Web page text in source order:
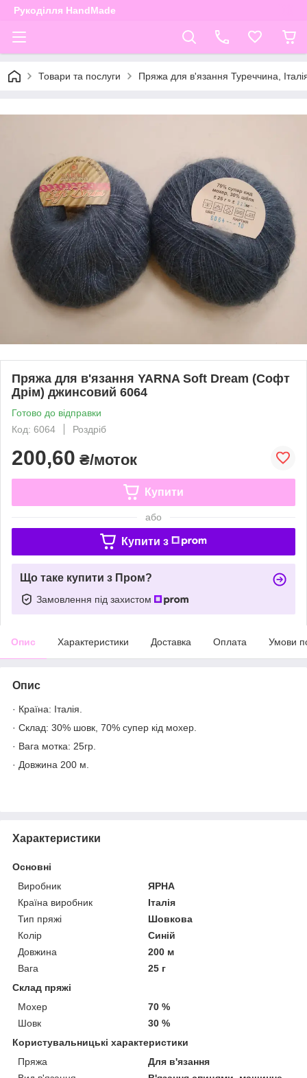
Рукоділля HandMade
Товари та послуги Пряжа для в'язання Туреччина,
Пряжа для в'язання YARNA Soft Dream (Софт
Дрім) джинсовий 6064
Готово до відправки
Код: 6064
Роздріб
200,60 ₴/моток
Купити
або
Купити з
Що таке купити з Пром?
Замовлення під захистом
Опис Характеристики Доставка Оплата Умови
Опис
· Країна: Італія.
· Склад: 30% шовк, 70% супер кід мохер.
· Вага мотка: 25гр.
· Довжина 200 м.
Характеристики
Основні
Виробник
ЯРНА
Країна виробник
Італія
Тип пряжі
Шовкова
Колір
Синій
Довжина
200 м
Вага
25 г
Склад пряжі
Мохер
70 %
Шовк
30 %
Користувальницькі характеристики
Пряжа
Для в'язання